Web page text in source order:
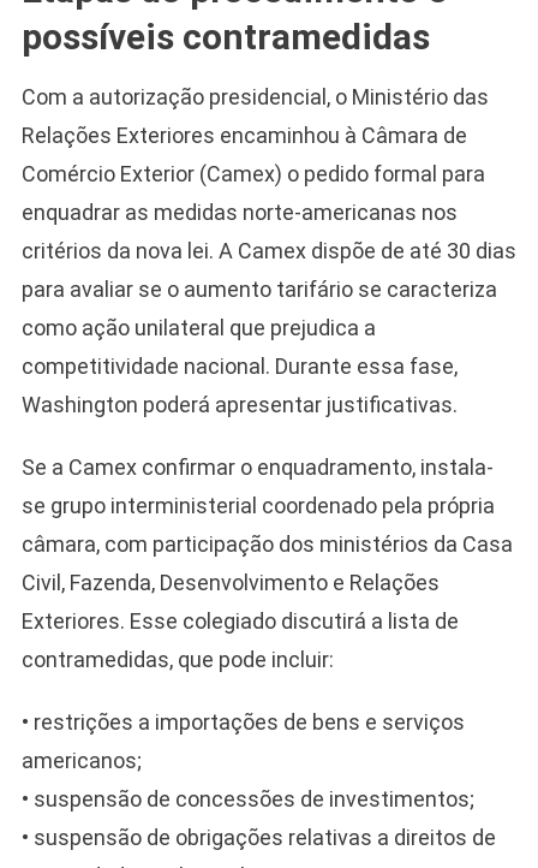
possíveis contramedidas
Com a autorização presidencial, o Ministério das
Relações Exteriores encaminhou à Câmara de
Comércio Exterior (Camex) o pedido formal para
enquadrar as medidas norte-americanas nos
critérios da nova lei. A Camex dispõe de até 30 dias
para avaliar se o aumento tarifário se caracteriza
como ação unilateral que prejudica a
competitividade nacional. Durante essa fase,
Washington poderá apresentar justificativas.
Se a Camex confirmar o enquadramento, instala-
se grupo interministerial coordenado pela própria
câmara, com participação dos ministérios da Casa
Civil, Fazenda, Desenvolvimento e Relações
Exteriores. Esse colegiado discutirá a lista de
contramedidas, que pode incluir:
• restrições a importações de bens e serviços
americanos;
• suspensão de concessões de investimentos;
• suspensão de obrigações relativas a direitos de